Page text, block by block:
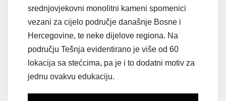
srednjovjekovni monolitni kameni spomenici
vezani za cijelo područje današnje Bosne i
Hercegovine, te neke dijelove regiona. Na
području Tešnja evidentirano je više od 60
lokacija sa stećcima, pa je i to dodatni motiv za
jednu ovakvu edukaciju.